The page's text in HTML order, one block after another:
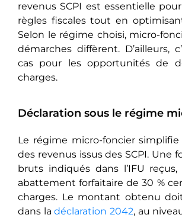
revenus SCPI est essentielle
règles fiscales tout en
Selon le régime choisi, micro-
démarches diffèrent. D’ailleurs,
cas pour les opportunités de
charges.
Déclaration sous le régime
Le régime micro-foncier simplifie
des revenus issus des SCPI. Une
bruts indiqués dans l’IFU
abattement forfaitaire de 30 %
charges. Le montant obtenu
dans ladéclaration 2042, au